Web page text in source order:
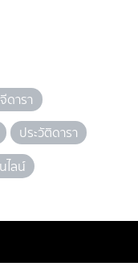
ดารา
ประวัติดารา
ไลน์